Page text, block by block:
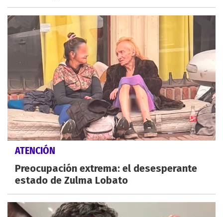
ATENCIÓN
Preocupación extrema: el desesperante
estado de Zulma Lobato